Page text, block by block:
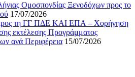
Ομοσπονδίας Ξενοδόχων προς το
17/07/2026
τη ΓΓ ΠΔΕ ΚΑΙ ΕΠΑ – Χορήγηση
εκτέλεσης Προγράμματος
ανά Περιφέρεια 15/07/2026